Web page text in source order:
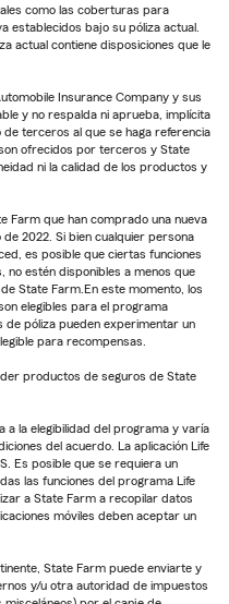
como las coberturas para
establecidos bajo su póliza actual.
actual contiene disposiciones que le
Insurance Company y sus
y no respalda ni aprueba, implícita
de terceros al que se haga referencia
ofrecidos por terceros y State
ni la calidad de los productos y
Farm que han comprado una nueva
2022. Si bien cualquier persona
es posible que ciertas funciones
no estén disponibles a menos que
State Farm.En este momento, los
elegibles para el programa
de póliza pueden experimentar un
para recompensas.
productos de seguros de State
a la elegibilidad del programa y varía
del acuerdo. La aplicación Life
Es posible que se requiera un
las funciones del programa Life
a State Farm a recopilar datos
móviles deben aceptar un
State Farm puede enviarte y
y/u otra autoridad de impuestos